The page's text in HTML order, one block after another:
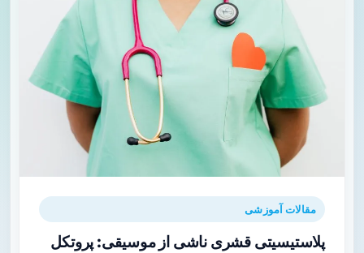
مقالات آموزشی
پلاستیسیتی قشری ناشی از موسیقی: پروتکل